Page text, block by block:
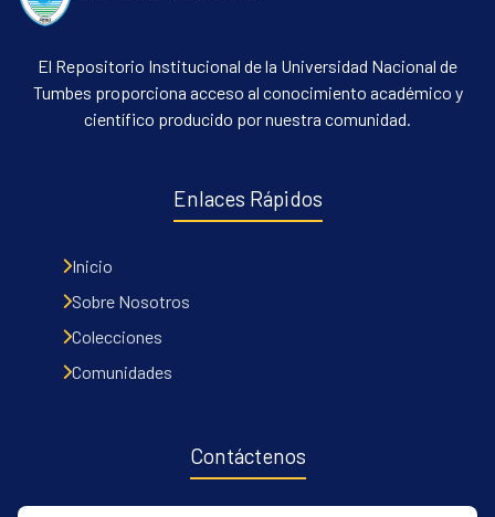
El Repositorio Institucional de la Universidad Nacional de
Tumbes proporciona acceso al conocimiento académico y
científico producido por nuestra comunidad.
Enlaces Rápidos
Inicio
Sobre Nosotros
Colecciones
Comunidades
Contáctenos